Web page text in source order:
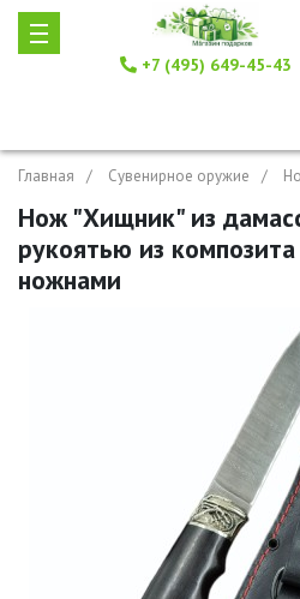
+7 (495) 649-45-43
Главная Сувенирное оружие
Нож "Хищник" из
рукоятью из
ножнами